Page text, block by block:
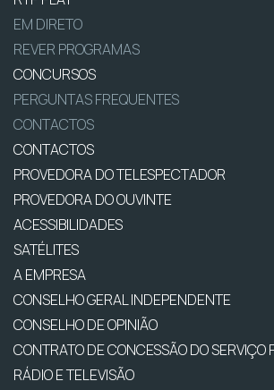
EM DIRETO
REVER PROGRAMAS
CONCURSOS
PERGUNTAS FREQUENTES
CONTACTOS
CONTACTOS
PROVEDORA DO TELESPECTADOR
PROVEDORA DO OUVINTE
ACESSIBILIDADES
SATÉLITES
A EMPRESA
CONSELHO GERAL INDEPENDENTE
CONSELHO DE OPINIÃO
CONTRATO DE CONCESSÃO DO SERVIÇO
RÁDIO E TELEVISÃO